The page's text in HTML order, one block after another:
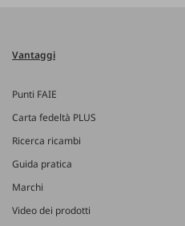
Vantaggi
Punti FAIE
Carta fedeltà PLUS
Ricerca ricambi
Guida pratica
Marchi
Video dei prodotti